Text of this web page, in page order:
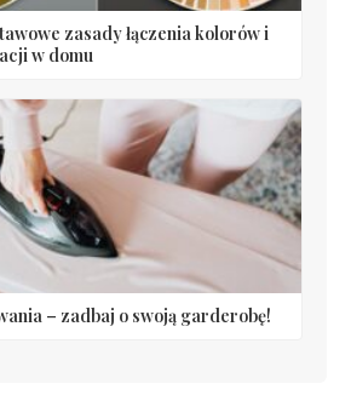
zasady łączenia kolorów i
w domu
– zadbaj o swoją garderobę!